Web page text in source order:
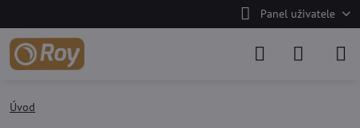
Panel uživatele
Úvod